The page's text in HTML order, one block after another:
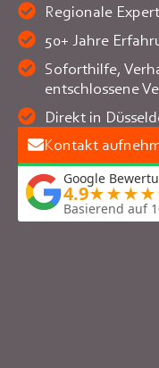
Regionale
50+ Jahre
Soforthilfe,
entschlossene
Direkt in
Kontakt
Google
4.9
Basierend auf